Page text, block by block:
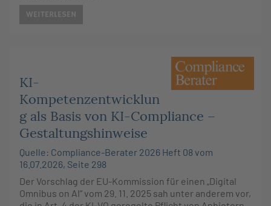
WEITERLESEN
KI-
Kompetenzentwicklun
g als Basis von KI-Compliance –
Gestaltungshinweise
Quelle: Compliance-Berater 2026 Heft 08 vom
16.07.2026, Seite 298
Der Vorschlag der EU-Kommission für einen „Digital
Omnibus on AI“ vom 29. 11. 2025 sah unter anderem vor,